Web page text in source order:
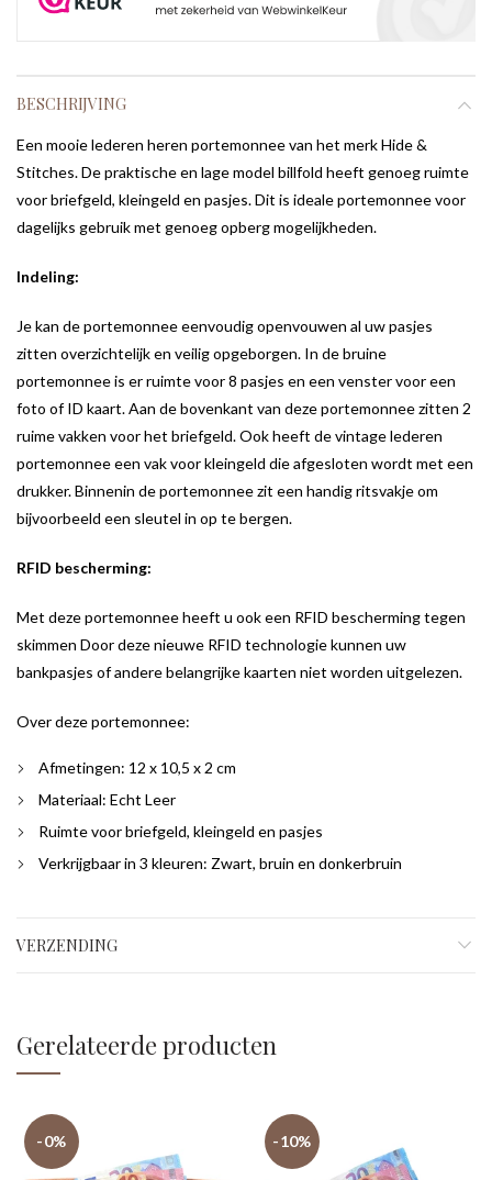
BESCHRIJVING
Een mooie lederen heren portemonnee van het merk Hide &
Stitches. De praktische en lage model billfold heeft genoeg ruimte
voor briefgeld, kleingeld en pasjes.Dit is ideale portemonnee voor
dagelijks gebruik met genoeg opberg mogelijkheden.
Indeling:
Je kan de portemonnee eenvoudig openvouwen al uw pasjes
zitten overzichtelijk en veilig opgeborgen. In de bruine
portemonnee is er ruimte voor 8 pasjes en een venster voor een
foto of ID kaart. Aan de bovenkant van deze portemonnee zitten 2
ruime vakken voor het briefgeld. Ook heeft de vintage lederen
portemonnee een vak voor kleingeld die afgesloten wordt met een
drukker. Binnenin de portemonnee zit een handig ritsvakje om
bijvoorbeeld een sleutel in op te bergen.
RFID bescherming:
Met deze portemonnee heeft u ook een RFID bescherming tegen
skimmen Door deze nieuwe RFID technologie kunnen uw
bankpasjes of andere belangrijke kaarten niet worden uitgelezen.
Over deze portemonnee:
Afmetingen: 12 x 10,5 x 2 cm
Materiaal: Echt Leer
Ruimte voor briefgeld, kleingeld en pasjes
Verkrijgbaar in 3 kleuren: Zwart, bruin en donkerbruin
VERZENDING
Gerelateerde producten
-0% -10%